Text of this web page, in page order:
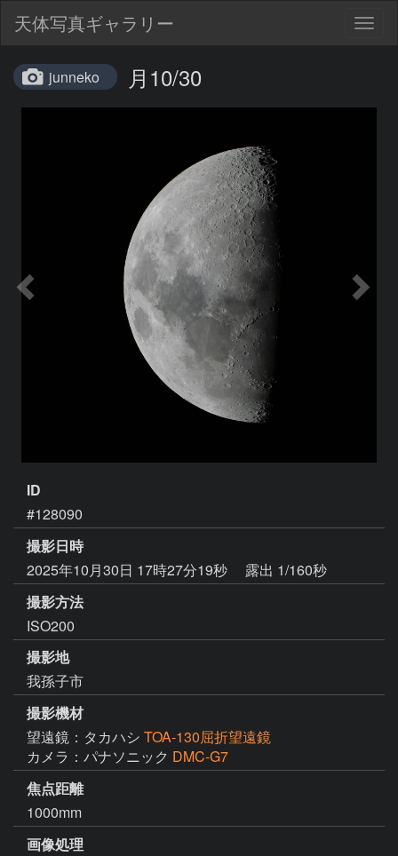
天体写真ギャラリー
junneko 月10/30
ID
#128090
撮影日時
2025年10月30日 17時27分19秒
露出 1/160秒
撮影方法
ISO200
撮影地
我孫子市
撮影機材
望遠鏡：タカハシ TOA-130屈折望遠鏡
カメラ：パナソニック DMC-G7
焦点距離
1000mm
画像処理